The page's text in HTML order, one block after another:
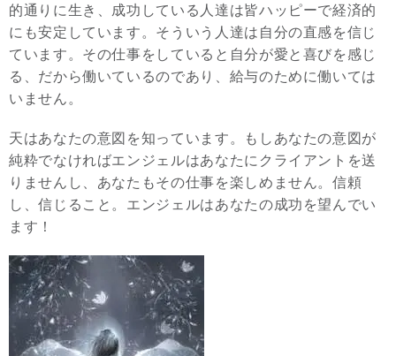
的通りに生き、成功している人達は皆ハッピーで経済的
にも安定しています。そういう人達は自分の直感を信じ
ています。その仕事をしていると自分が愛と喜びを感じ
る、だから働いているのであり、給与のために働いては
いません。
天はあなたの意図を知っています。もしあなたの意図が
純粋でなければエンジェルはあなたにクライアントを送
りませんし、あなたもその仕事を楽しめません。信頼
し、信じること。エンジェルはあなたの成功を望んでい
ます！